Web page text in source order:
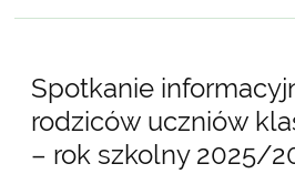
Spotkanie
rodziców uczniów
– rok szkolny 2025/